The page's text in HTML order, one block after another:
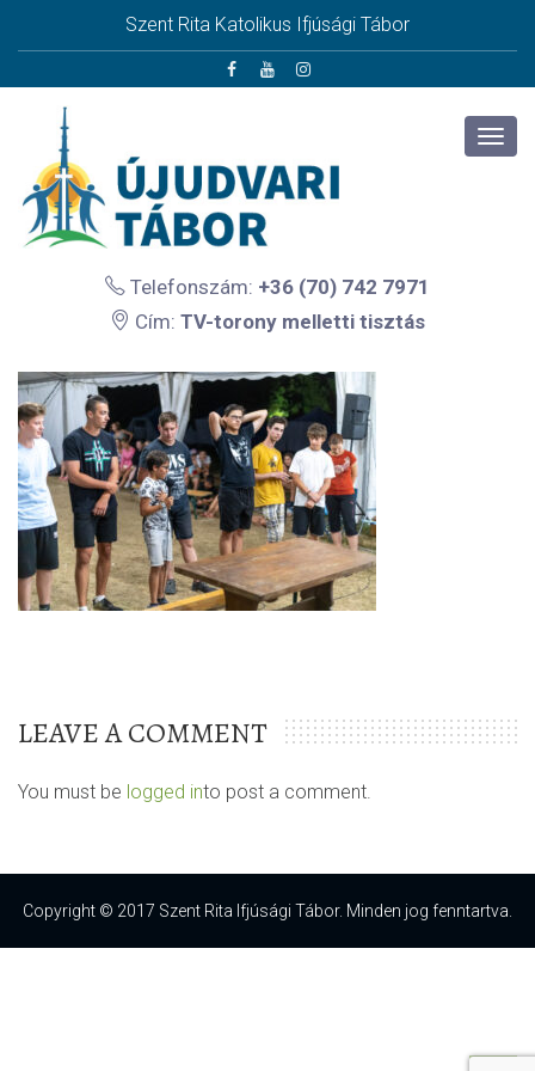
Szent Rita Katolikus Ifjúsági Tábor
Telefonszám: +36 (70) 742 7971
Cím: TV-torony melletti tisztás
LEAVE A COMMENT
You must be logged into post a comment.
Copyright © 2017 Szent Rita Ifjúsági Tábor. Minden jog fenntartva.